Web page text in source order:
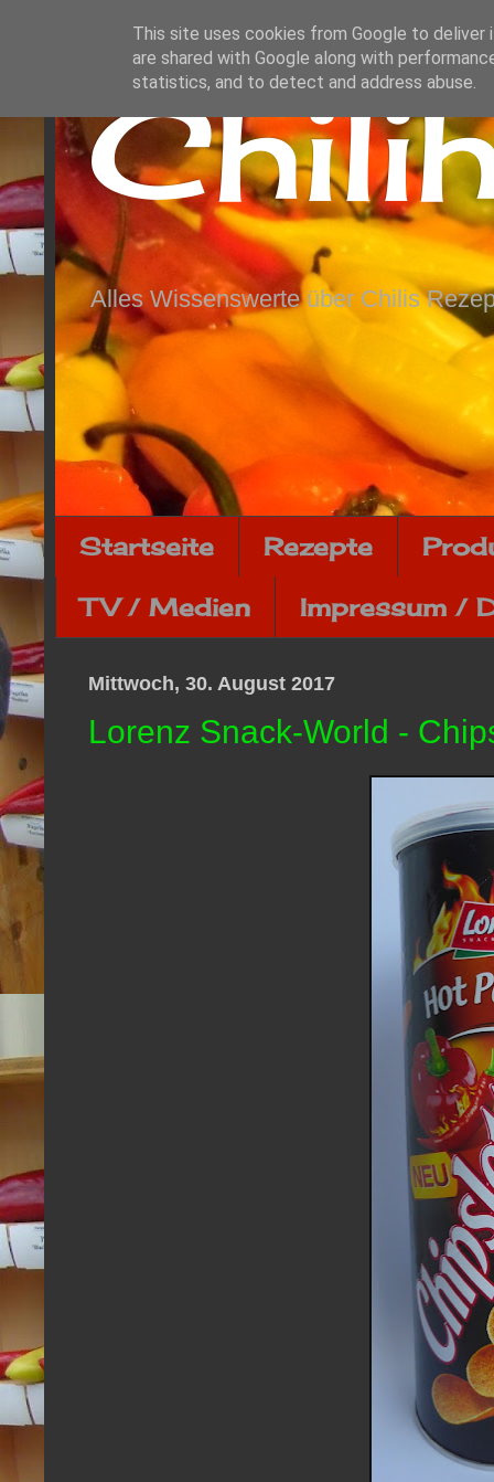
Alles Wissenswerte über Chilis
Startseite Rezepte
TV / Medien Impressum /
Mittwoch, 30. August 2017
Lorenz Snack-World -
This site uses cookies from Google to deliver
are shared with Google along with
statistics, and to detect and address abuse.